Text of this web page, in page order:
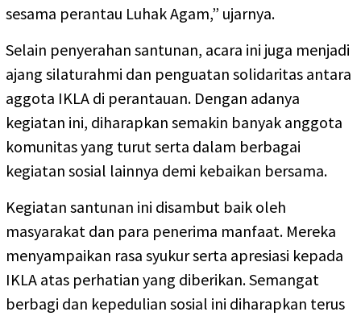
sesama perantau Luhak Agam,” ujarnya.
Selain penyerahan santunan, acara ini juga menjadi
ajang silaturahmi dan penguatan solidaritas antara
aggota IKLA di perantauan. Dengan adanya
kegiatan ini, diharapkan semakin banyak anggota
komunitas yang turut serta dalam berbagai
kegiatan sosial lainnya demi kebaikan bersama.
Kegiatan santunan ini disambut baik oleh
masyarakat dan para penerima manfaat. Mereka
menyampaikan rasa syukur serta apresiasi kepada
IKLA atas perhatian yang diberikan. Semangat
berbagi dan kepedulian sosial ini diharapkan terus